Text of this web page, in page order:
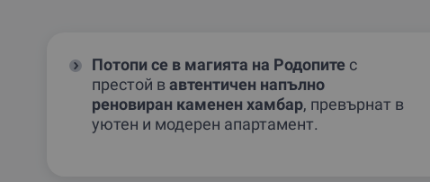
Потопи се в магията на Родопите с
престой вавтентичен напълно
реновиран каменен хамбар, превърнат в
уютен и модерен апартамент.